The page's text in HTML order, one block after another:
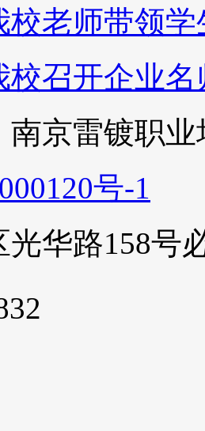
校老师带领
校召开企业
南京雷镀职
号-1
光华路158号